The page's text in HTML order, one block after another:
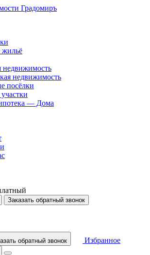
жильё
недвижимость
недвижимость
посёлки
— Дома
Заказать обратный звонок
обратный звонок Избранное